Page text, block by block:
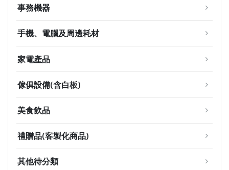
事務機器
手機、電腦及周邊耗材
家電產品
傢俱設備(含白板)
美食飲品
禮贈品(客製化商品)
其他待分類